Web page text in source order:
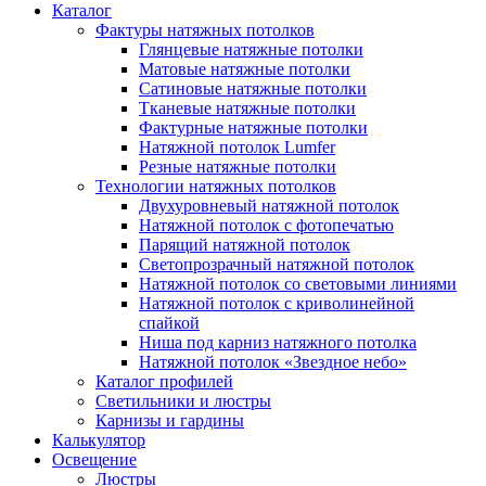
Каталог
Фактуры натяжных потолков
Глянцевые натяжные потолки
Матовые натяжные потолки
Сатиновые натяжные потолки
Тканевые натяжные потолки
Фактурные натяжные потолки
Натяжной потолок Lumfer
Резные натяжные потолки
Технологии натяжных потолков
Двухуровневый натяжной потолок
Натяжной потолок с фотопечатью
Парящий натяжной потолок
Светопрозрачный натяжной потолок
Натяжной потолок со световыми линиями
Натяжной потолок с криволинейной
спайкой
Ниша под карниз натяжного потолка
Натяжной потолок «Звездное небо»
Каталог профилей
Светильники и люстры
Карнизы и гардины
Калькулятор
Освещение
Люстры